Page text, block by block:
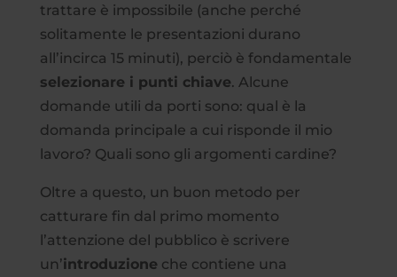
trattare è impossibile (anche perché
solitamente le presentazioni durano
all’incirca 15 minuti), perciò è fondamentale
selezionare i punti chiave. Alcune
domande utili da porti sono: qual è la
domanda principale a cui risponde il mio
lavoro? Quali sono gli argomenti cardine?
Oltre a questo, un buon metodo per
catturare fin dal primo momento
l’attenzione del pubblico è scrivere
un’introduzione che contiene una